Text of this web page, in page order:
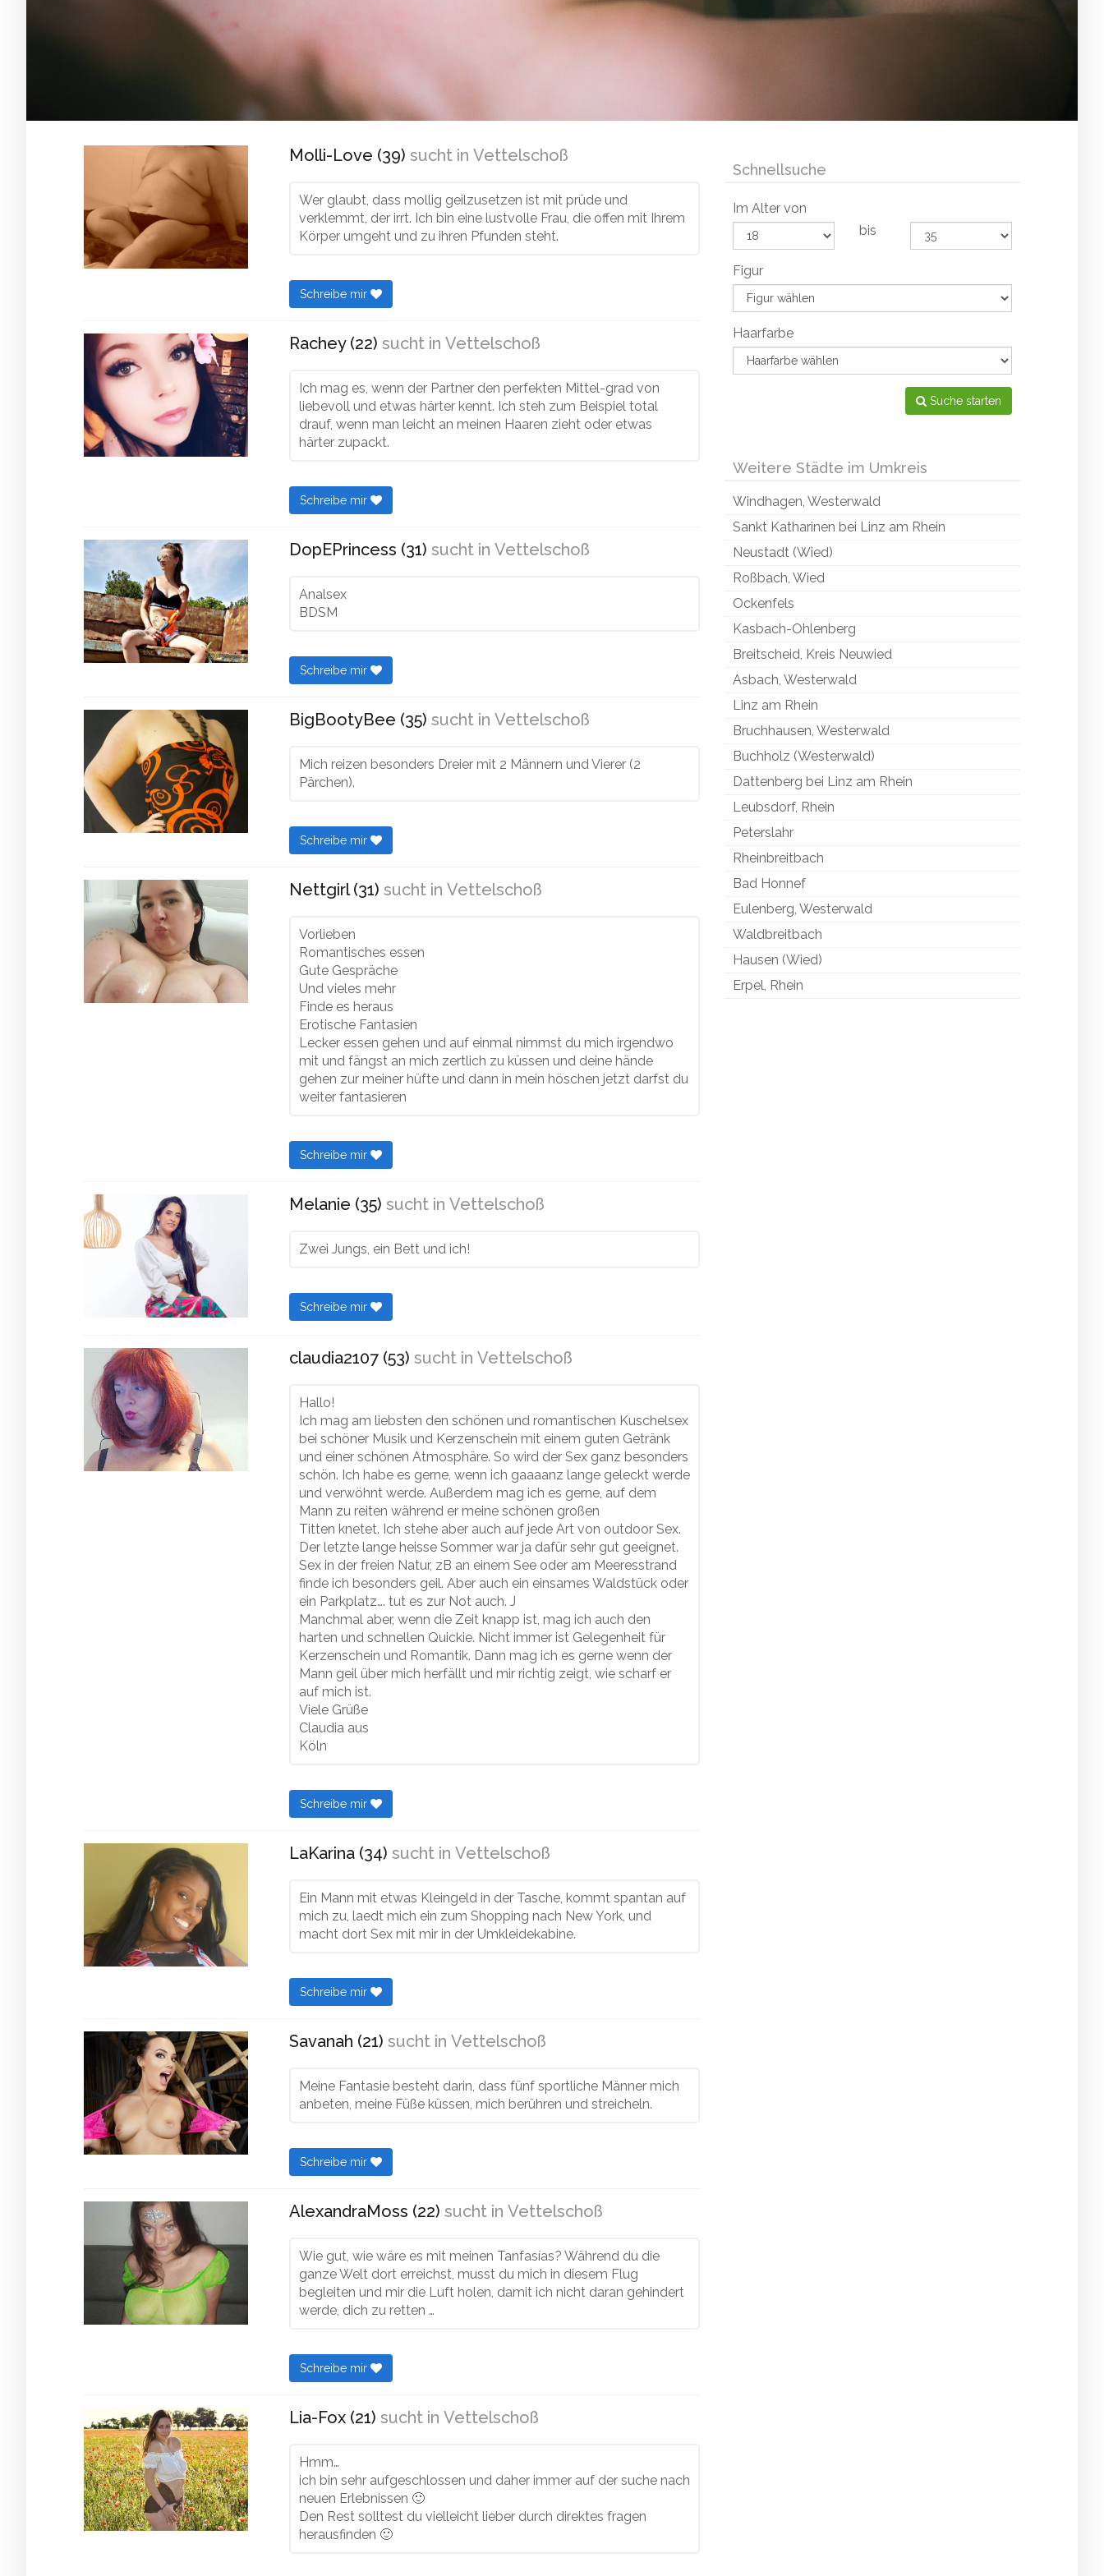
Molli-Love (39) sucht in Vettelschoß
Wer glaubt, dass mollig geilzusetzen ist mit prüde und
verklemmt, der irrt. Ich bin eine lustvolle Frau, die offen mit Ihrem
Körper umgeht und zu ihren Pfunden steht.
Schreibe mir
Rachey (22) sucht in Vettelschoß
Ich mag es, wenn der Partner den perfekten Mittel-grad von
liebevoll und etwas härter kennt. Ich steh zum Beispiel total
drauf, wenn man leicht an meinen Haaren zieht oder etwas
härter zupackt.
Schreibe mir
DopEPrincess (31) sucht in Vettelschoß
Analsex
BDSM
Schreibe mir
BigBootyBee (35) sucht in Vettelschoß
Mich reizen besonders Dreier mit 2 Männern und Vierer (2
Pärchen).
Schreibe mir
Nettgirl (31) sucht in Vettelschoß
Vorlieben
Romantisches essen
Gute Gespräche
Und vieles mehr
Finde es heraus
Erotische Fantasien
Lecker essen gehen und auf einmal nimmst du mich irgendwo
mit und fängst an mich zertlich zu küssen und deine hände
gehen zur meiner hüfte und dann in mein höschen jetzt darfst du
weiter fantasieren
Schreibe mir
Melanie (35) sucht in Vettelschoß
Zwei Jungs, ein Bett und ich!
Schreibe mir
claudia2107 (53) sucht in Vettelschoß
Hallo!
Ich mag am liebsten den schönen und romantischen Kuschelsex
bei schöner Musik und Kerzenschein mit einem guten Getränk
und einer schönen Atmosphäre. So wird der Sex ganz besonders
schön. Ich habe es gerne, wenn ich gaaaanz lange geleckt werde
und verwöhnt werde. Außerdem mag ich es gerne, auf dem
Mann zu reiten während er meine schönen großen
Titten knetet. Ich stehe aber auch auf jede Art von outdoor Sex.
Der letzte lange heisse Sommer war ja dafür sehr gut geeignet.
Sex in der freien Natur, zB an einem See oder am Meeresstrand
finde ich besonders geil. Aber auch ein einsames Waldstück oder
ein Parkplatz…. tut es zur Not auch. J
Manchmal aber, wenn die Zeit knapp ist, mag ich auch den
harten und schnellen Quickie. Nicht immer ist Gelegenheit für
Kerzenschein und Romantik. Dann mag ich es gerne wenn der
Mann geil über mich herfällt und mir richtig zeigt, wie scharf er
auf mich ist.
Viele Grüße
Claudia aus
Köln
Schreibe mir
LaKarina (34) sucht in Vettelschoß
Ein Mann mit etwas Kleingeld in der Tasche, kommt spantan auf
mich zu, laedt mich ein zum Shopping nach New York, und
macht dort Sex mit mir in der Umkleidekabine.
Schreibe mir
Savanah (21) sucht in Vettelschoß
Meine Fantasie besteht darin, dass fünf sportliche Männer mich
anbeten, meine Füße küssen, mich berühren und streicheln.
Schreibe mir
AlexandraMoss (22) sucht in Vettelschoß
Wie gut, wie wäre es mit meinen Tanfasías? Während du die
ganze Welt dort erreichst, musst du mich in diesem Flug
begleiten und mir die Luft holen, damit ich nicht daran gehindert
werde, dich zu retten …
Schreibe mir
Lia-Fox (21) sucht in Vettelschoß
Hmm…
ich bin sehr aufgeschlossen und daher immer auf der suche nach
neuen Erlebnissen 🙂
Den Rest solltest du vielleicht lieber durch direktes fragen
herausfinden 🙂
Schnellsuche
Im Alter von
bis
Figur
Haarfarbe
Suche starten
Weitere Städte im Umkreis
Windhagen, Westerwald
Sankt Katharinen bei Linz am Rhein
Neustadt (Wied)
Roßbach, Wied
Ockenfels
Kasbach-Ohlenberg
Breitscheid, Kreis Neuwied
Asbach, Westerwald
Linz am Rhein
Bruchhausen, Westerwald
Buchholz (Westerwald)
Dattenberg bei Linz am Rhein
Leubsdorf, Rhein
Peterslahr
Rheinbreitbach
Bad Honnef
Eulenberg, Westerwald
Waldbreitbach
Hausen (Wied)
Erpel, Rhein